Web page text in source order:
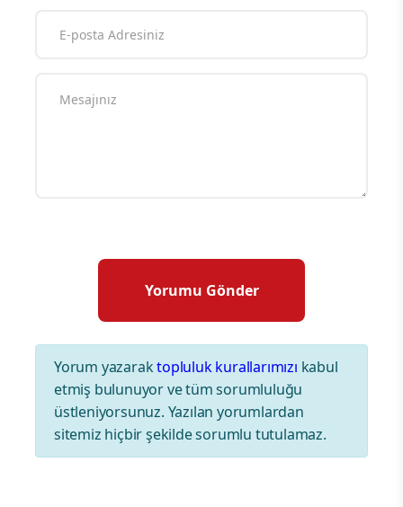
Yorum yazaraktopluluk kurallarımızı kabul
etmiş bulunuyor ve tüm sorumluluğu
üstleniyorsunuz. Yazılan yorumlardan
sitemiz hiçbir şekilde sorumlu tutulamaz.